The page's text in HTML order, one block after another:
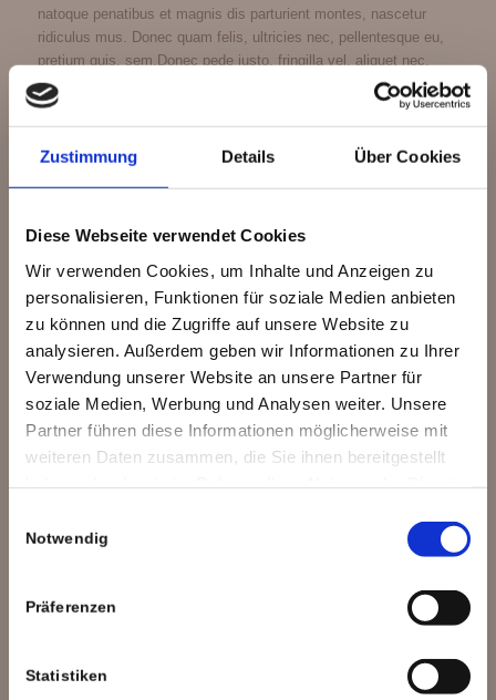
Zustimmung Details Über Cookies
Diese Webseite verwendet Cookies
Wir verwenden Cookies, um Inhalte und Anzeigen zu
personalisieren, Funktionen für soziale Medien anbieten
zu können und die Zugriffe auf unsere Website zu
analysieren. Außerdem geben wir Informationen zu Ihrer
Verwendung unserer Website an unsere Partner für
soziale Medien, Werbung und Analysen weiter. Unsere
Partner führen diese Informationen möglicherweise mit
weiteren Daten zusammen, die Sie ihnen bereitgestellt
Notwendig
Präferenzen
Statistiken
natoque penatibus et magnis dis parturient montes, nascetur
ridiculus mus. Donec quam felis, ultricies nec, pellentesque eu,
pretium quis, sem.Donec pede justo, fringilla vel, aliquet nec,
vulputate eget, arcu.
Unser Team
Claus Kestel
Geschäftsleitung
Master Stylist
Jasmin Carl